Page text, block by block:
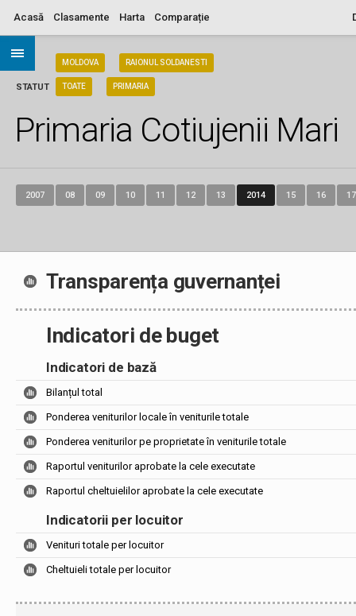
Acasă Clasamente Harta Comparație
STATUT
MOLDOVA RAIONUL SOLDANESTI
TOATE PRIMARIA
Primaria Cotiujenii Mari
2007 08 09 10 11 12 13 2014 15 16 17
Transparența guvernanței
Indicatori de buget
Indicatori de bază
Bilanțul total
Ponderea veniturilor locale în veniturile totale
Ponderea veniturilor pe proprietate în veniturile totale
Raportul veniturilor aprobate la cele executate
Raportul cheltuielilor aprobate la cele executate
Indicatorii per locuitor
Venituri totale per locuitor
Cheltuieli totale per locuitor